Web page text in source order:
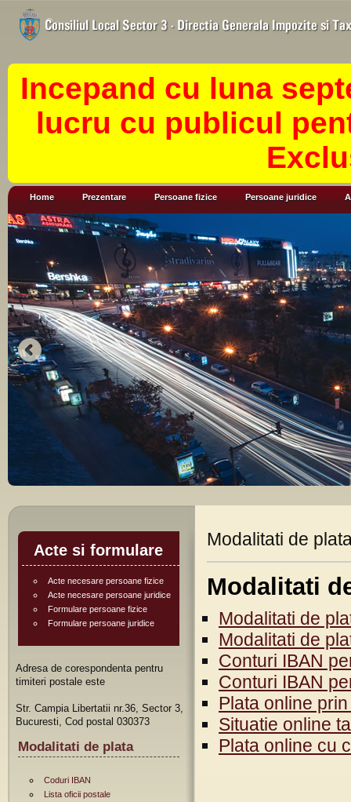
Incepand cu luna
lucru cu publicul
Home Prezentare Persoane fizice Persoane juridice
Acte si formulare
Acte necesare persoane fizice
Acte necesare persoane juridice
Formulare persoane fizice
Formulare persoane juridice
Adresa de corespondenta pentru
timiteri postale este
Str. Campia Libertatii nr.36, Sector 3,
Bucuresti, Cod postal 030373
Modalitati de plata
Coduri IBAN
Lista oficii postale
Modalitati de
Modalitati
Modalitati de
Modalitati de
Conturi IBAN
Conturi IBAN
Plata online
Situatie online
Plata online cu